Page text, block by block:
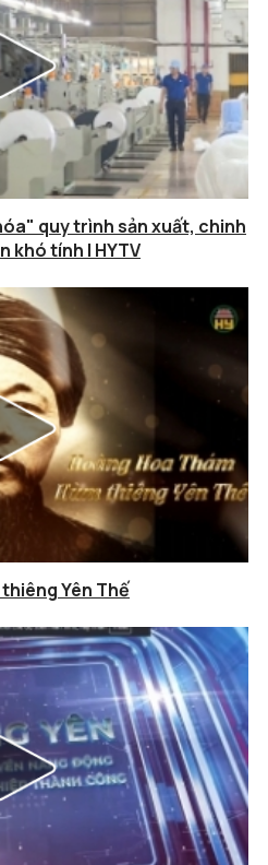
quy trình sản xuất, chinh
khó tính | HYTV
Yên Thế